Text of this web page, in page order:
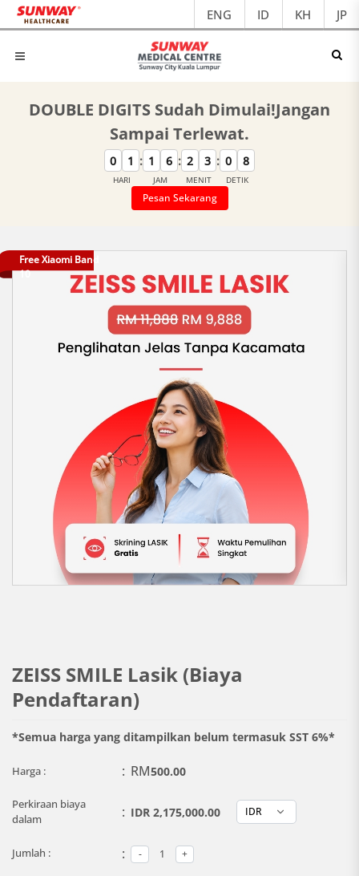
ENG ID KH JP
DOUBLE DIGITS Sudah Dimulai!Jangan
Sampai Terlewat.
0 1
HARI
: 1 6
JAM
: 2 3
MENIT
: 0 8
DETIK
Pesan Sekarang
Free Xiaomi Band
10
ZEISS SMILE Lasik (Biaya
Pendaftaran)
*Semua harga yang ditampilkan belum termasuk SST 6%*
Harga : : RM500.00
Perkiraan biaya
dalam
: IDR 2,175,000.00
Jumlah : :